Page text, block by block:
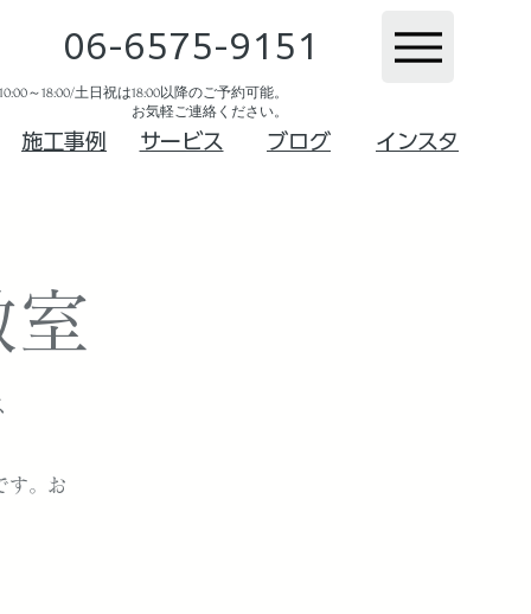
06-6575-9151
～18:00/土日祝は18:00以降のご予約可能。
お気軽ご連絡ください。​
​施工事例 サービス ブログ インスタ
室
す。お